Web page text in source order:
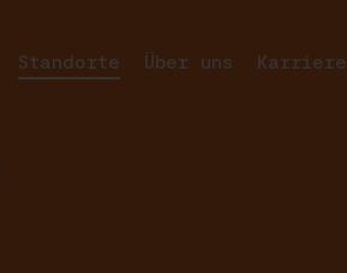
Standorte Über uns Karriere